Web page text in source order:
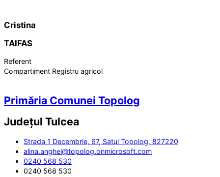
Cristina
TAIFAS
Referent
Compartiment Registru agricol
Primăria Comunei Topolog
Județul Tulcea
Strada 1 Decembrie, 67, Satul Topolog, 827220
alina.anghel@topolog.onmicrosoft.com
0240 568 530
0240 568 530